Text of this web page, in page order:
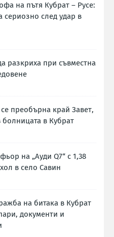
на пътя Кубрат – Русе:
сериозно след удар в
разкриха при съвместна
преобърна край Завет,
болницата в Кубрат
на „Ауди Q7“ с 1,38
в село Савин
на битака в Кубрат
документи и